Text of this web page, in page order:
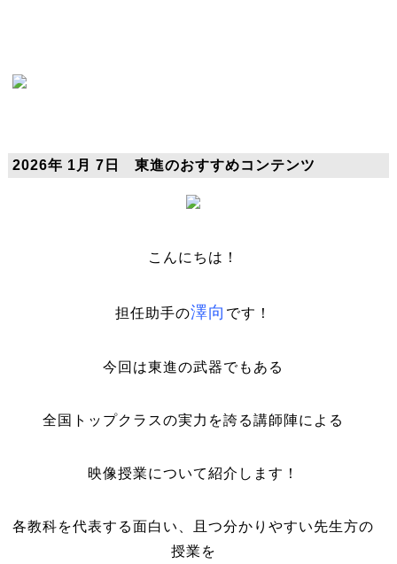
2026年 1月 7日 東進のおすすめコンテンツ
こんにちは！
担任助手の澤向 です！
今回は東進の武器でもある
全国トップクラスの実力を誇る講師陣による
映像授業について紹介します！
各教科を代表する面白い、且つ分かりやすい先生方の
授業を